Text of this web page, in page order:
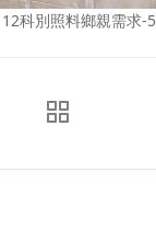
科別照料鄉親需求-5